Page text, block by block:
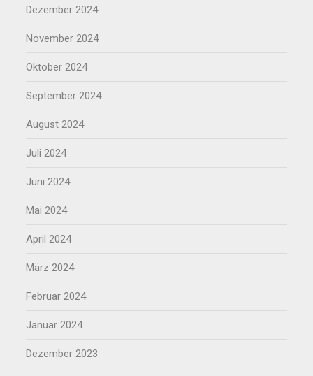
Dezember 2024
November 2024
Oktober 2024
September 2024
August 2024
Juli 2024
Juni 2024
Mai 2024
April 2024
März 2024
Februar 2024
Januar 2024
Dezember 2023